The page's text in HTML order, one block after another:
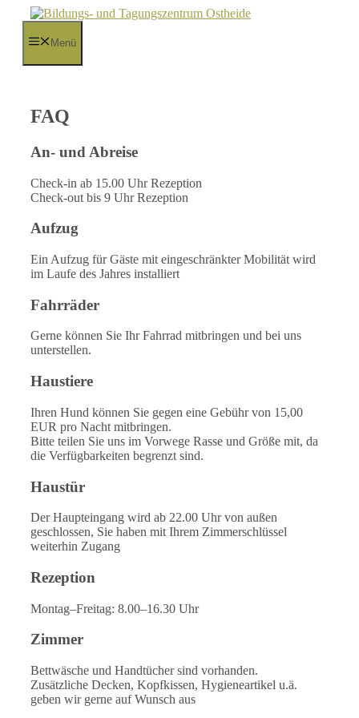
Inhalt
springen Menü
FAQ
An- und Abreise
Check-in ab 15.00 Uhr Rezeption
Check-out bis 9 Uhr Rezeption
Aufzug
Ein Aufzug für Gäste mit eingeschränkter Mobilität wird
im Laufe des Jahres installiert
Fahrräder
Gerne können Sie Ihr Fahrrad mitbringen und bei uns
unterstellen.
Haustiere
Ihren Hund können Sie gegen eine Gebühr von 15,00
EUR pro Nacht mitbringen.
Bitte teilen Sie uns im Vorwege Rasse und Größe mit, da
die Verfügbarkeiten begrenzt sind.
Haustür
Der Haupteingang wird ab 22.00 Uhr von außen
geschlossen, Sie haben mit Ihrem Zimmerschlüssel
weiterhin Zugang
Rezeption
Montag–Freitag: 8.00–16.30 Uhr
Zimmer
Bettwäsche und Handtücher sind vorhanden.
Zusätzliche Decken, Kopfkissen, Hygieneartikel u.ä.
geben wir gerne auf Wunsch aus